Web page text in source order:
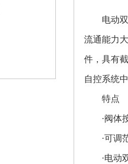
电动双座
流通能力大
件，具
自控系统中
特点
·阀体按
·可调范围
·电动双